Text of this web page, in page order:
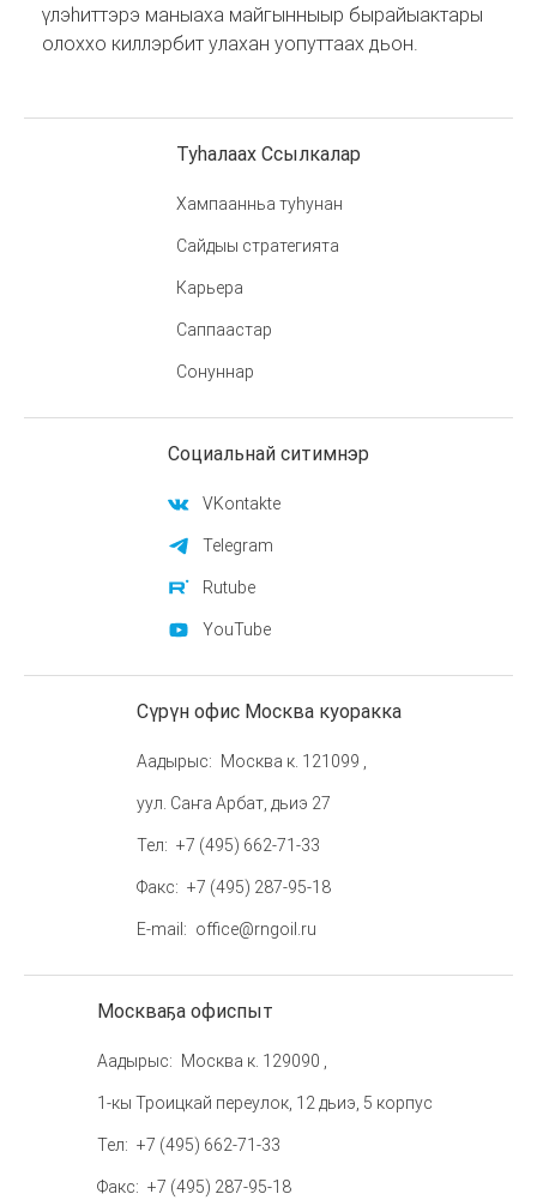
үлэһиттэрэ маныаха майгынныыр бырайыактары
олоххо киллэрбит улахан уопуттаах дьон.
Туһалаах Ссылкалар
Хампаанньа туһунан
Сайдыы стратегията
Карьера
Саппаастар
Сонуннар
Социальнай ситимнэр
VKontakte
Telegram
Rutube
YouTube
Сүрүн офис Москва куоракка
Аадырыс
Москва к. 121099 ,
уул. Саҥа Арбат, дьиэ 27
Тел
+7 (495) 662-71-33
Факс
+7 (495) 287-95-18
E-mail
office@rngoil.ru
Москваҕа офиспыт
Аадырыс
Москва к. 129090 ,
1-кы Троицкай переулок, 12 дьиэ, 5 корпус
Тел
+7 (495) 662-71-33
Факс
+7 (495) 287-95-18